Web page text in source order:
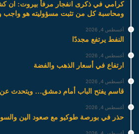
كرامي في ذكرى انفجار مرفأ بيروت: ان
ومحاسبة كل من تثبت مسؤوليته هو واجب
أغسطس 4, 2026
النفط يرتفع مجددًا
أغسطس 4, 2026
ارتفاع في أسعار الذهب والفضة
أغسطس 4, 2026
قاسم يفتح الباب أمام دمشق… ويتحدث عن
أغسطس 4, 2026
حذر في بورصة طوكيو مع صعود الين